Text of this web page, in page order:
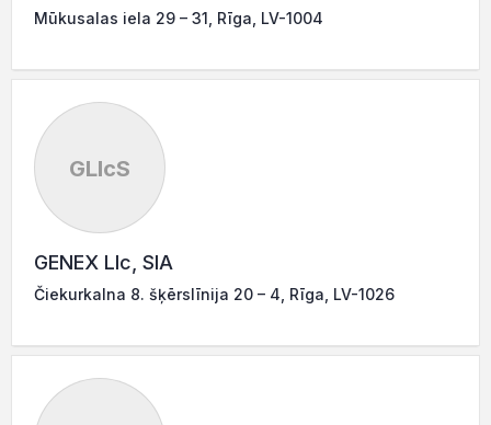
Mūkusalas iela 29 – 31, Rīga, LV-1004
GLlcS
GENEX Llc, SIA
Čiekurkalna 8. šķērslīnija 20 – 4, Rīga, LV-1026